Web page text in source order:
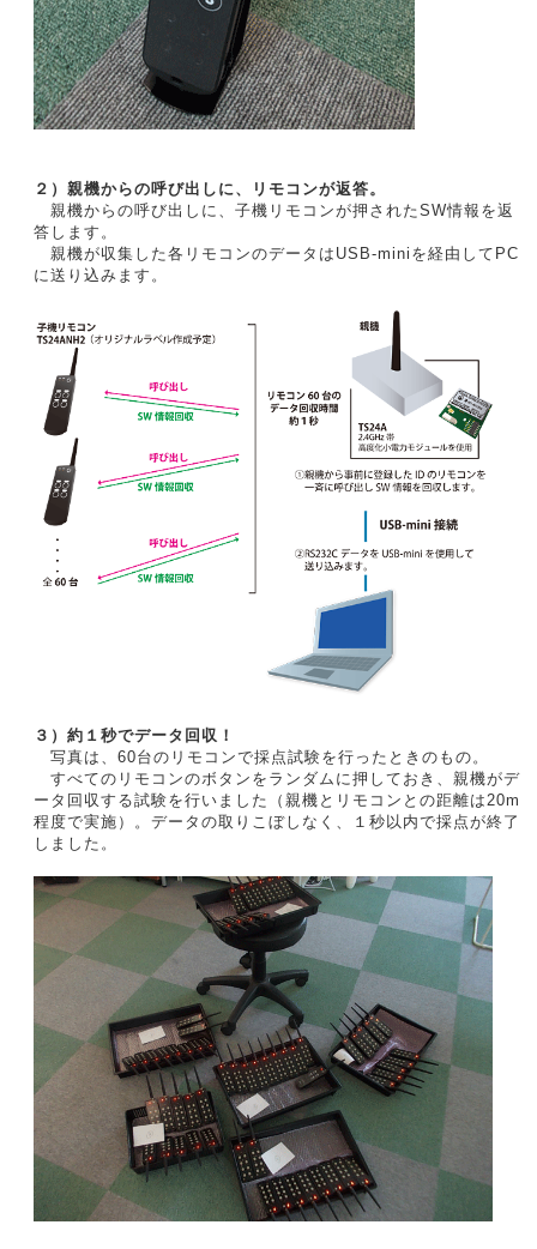
２）親機からの呼び出しに、リモコンが返答。
親機からの呼び出しに、子機リモコンが押されたSW情報を返
答します。
親機が収集した各リモコンのデータはUSB-miniを経由してPC
に送り込みます。
３） 約１秒でデータ回収！
写真は、60台のリモコンで採点試験を行ったときのもの。
すべてのリモコンのボタンをランダムに押しておき、親機がデ
ータ回収する試験を行いました（親機とリモコンとの距離は20m
程度で実施）。データの取りこぼしなく、１秒以内で採点が終了
しました。